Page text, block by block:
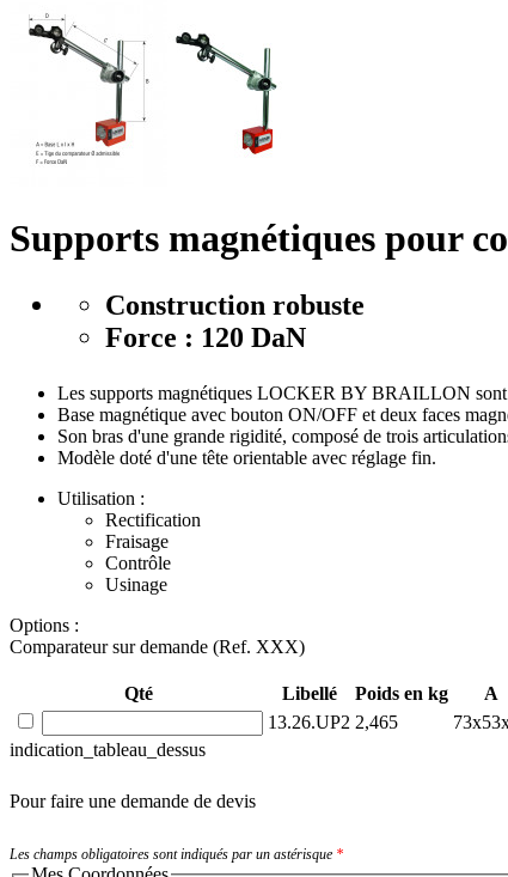
Supports magnétiques pour
Construction robuste
Force : 120 DaN
Les supports magnétiques LOCKER BY BRAILLON sont
Base magnétique avec bouton ON/OFF et deux faces
Son bras d'une grande rigidité, composé de trois
Modèle doté d'une tête orientable avec réglage fin.
Utilisation :
Rectification
Fraisage
Contrôle
Usinage
Options :
Comparateur sur demande (Ref. XXX)
Qté Libellé Poids en kg A
13.26.UP2 2,465
indication_tableau_dessus
Pour faire une demande de devis
Les champs obligatoires sont indiqués par un astérisque *